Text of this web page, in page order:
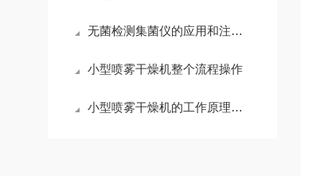
无菌检测集菌仪的应用和注意事项
小型喷雾干燥机整个流程操作
小型喷雾干燥机的工作原理与基本构造